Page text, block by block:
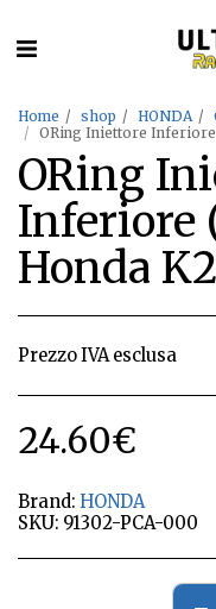
Home shop HONDA
ORing Iniettore Inferiore
ORing
Inferiore
Honda
Prezzo IVA esclusa
24.60€
Brand: HONDA
SKU: 91302-PCA-000